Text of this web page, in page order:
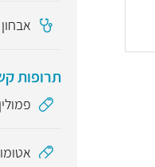
תרופות
פמולין